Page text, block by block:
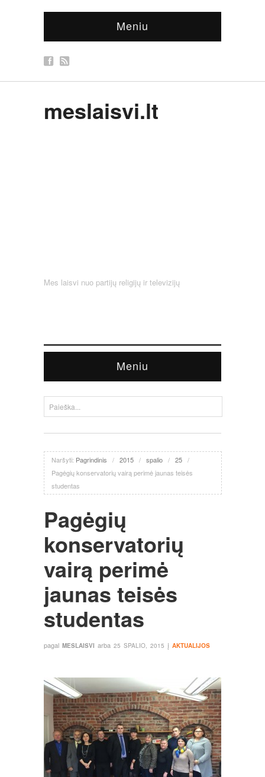
Meniu
meslaisvi.lt
Mes laisvi nuo partijų religijų ir televizijų
Meniu
Naršyti: Pagrindinis / 2015 / spalio / 25 /
Pagėgių konservatorių vairą perimė jaunas teisės
studentas
Pagėgių
konservatorių
vairą perimė
jaunas teisės
studentas
pagal MESLAISVI arba 25 SPALIO, 2015 į AKTUALIJOS